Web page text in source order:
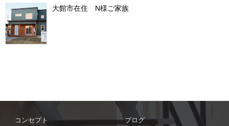
大館市在住 N様ご家族
コンセプト
ブログ